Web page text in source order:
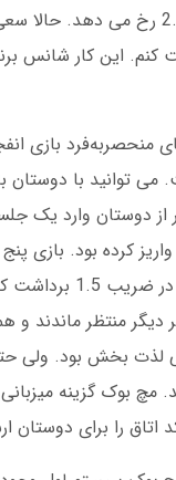
ضریب 1.8 تا 2.5 رخ می دهد.
کنم. این کار
منحصربه‌فرد بازی
می توانید با دوستان
از دوستان وارد یک
واریز کرده بود.
دیگر منتظر ماندند
لذت بخش بود. ولی
مچ بوک گزینه
اتاق را برای دوستان